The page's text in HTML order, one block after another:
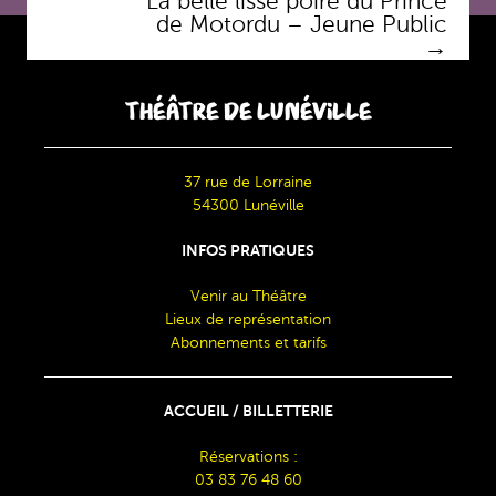
de Motordu – Jeune Public
→
THÉÂTRE DE LUNÉVILLE
37 rue de Lorraine
54300 Lunéville
INFOS PRATIQUES
Venir au Théâtre
Lieux de représentation
Abonnements et tarifs
ACCUEIL / BILLETTERIE
Réservations :
03 83 76 48 60